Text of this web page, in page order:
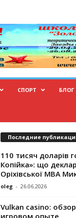
СПОРТ БЛОГ
Последние
110 тисяч доларів
Копійка»: що
Оріхівської МВА
oleg - 26.06.2026
Vulkan casino:
игровом опыте